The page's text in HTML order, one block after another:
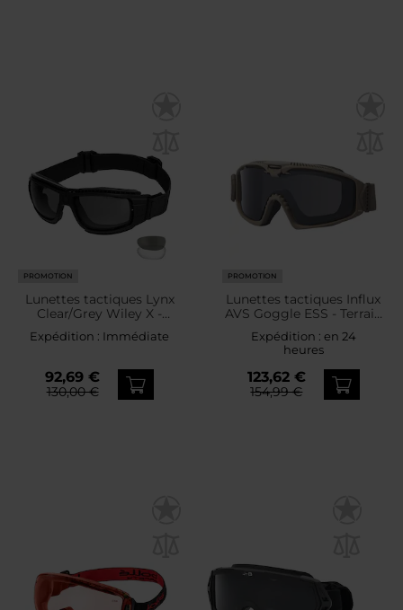
PROMOTION
Lunettes tactiques Lynx
Clear/Grey Wiley X -
Expédition : Immédiate
92,69 €
130,00 €
PROMOTION
Lunettes tactiques Influx
AVS Goggle ESS - Terrain
Tan EE7018-02
Expédition : en 24
heures
123,62 €
154,99 €